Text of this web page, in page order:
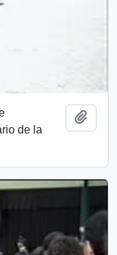
de la